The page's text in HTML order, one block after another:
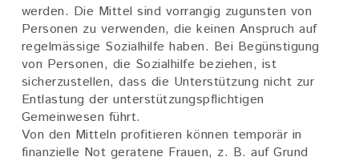
werden. Die Mittel sind vorrangig zugunsten von
Personen zu verwenden, die keinen Anspruch auf
regelmässige Sozialhilfe haben. Bei Begünstigung
von Personen, die Sozialhilfe beziehen, ist
sicherzustellen, dass die Unterstützung nicht zur
Entlastung der unterstützungspflichtigen
Gemeinwesen führt.
Von den Mitteln profitieren können temporär in
finanzielle Not geratene Frauen, z. B. auf Grund